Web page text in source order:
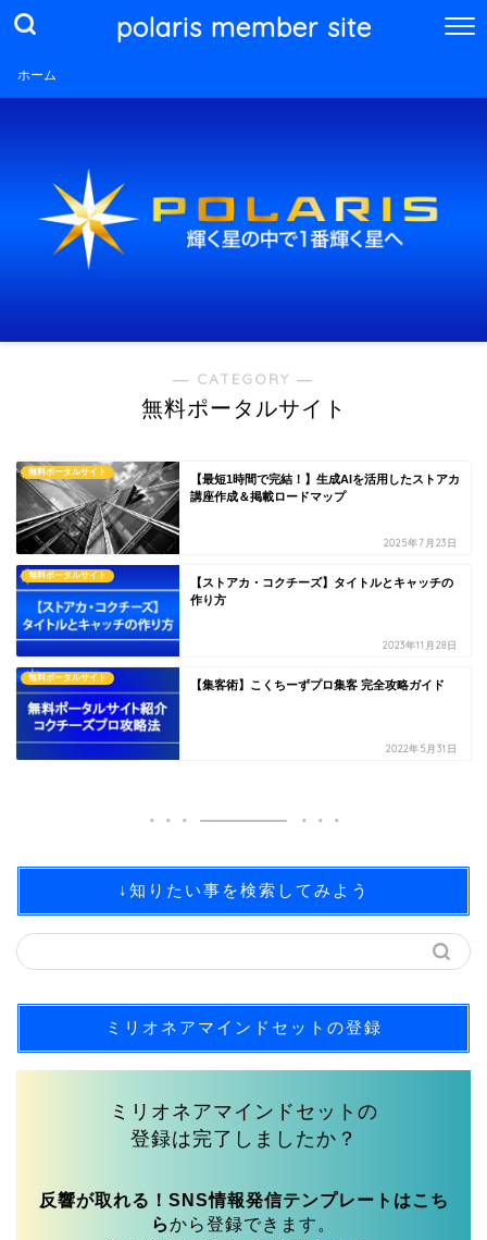
polaris member site
ホーム
― CATEGORY ―
無料ポータルサイト
無料ポータルサイト
【最短1時間で完結！】生成AIを活用したストアカ
講座作成＆掲載ロードマップ
2025年7月23日
無料ポータルサイト
【ストアカ・コクチーズ】タイトルとキャッチの
作り方
2023年11月28日
無料ポータルサイト
【集客術】こくちーずプロ集客 完全攻略ガイド
2022年5月31日
↓知りたい事を検索してみよう
ミリオネアマインドセットの登録
ミリオネアマインドセットの
登録は完了しましたか？
反響が取れる！SNS情報発信テンプレートはこち
らから登録できます。